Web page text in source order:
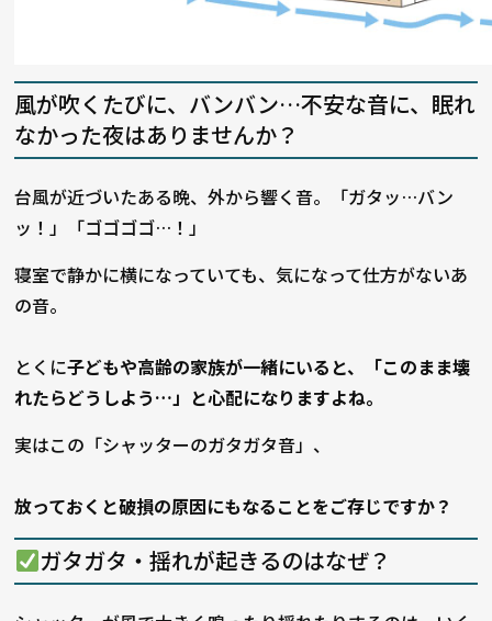
風が吹くたびに、バンバン…不安な音に、眠れ
なかった夜はありませんか？
台風が近づいたある晩、外から響く音。「ガタッ…バン
ッ！」「ゴゴゴゴ…！」
寝室で静かに横になっていても、気になって仕方がないあ
の音。
とくに子どもや高齢の家族が一緒にいると、「このまま壊
れたらどうしよう…」と心配になりますよね。
実はこの「シャッターのガタガタ音」、
放っておくと破損の原因にもなることをご存じですか？
ガタガタ・揺れが起きるのはなぜ？